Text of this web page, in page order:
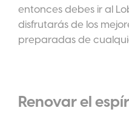
entonces debes ir al
disfrutarás de los
preparadas de
Renovar el